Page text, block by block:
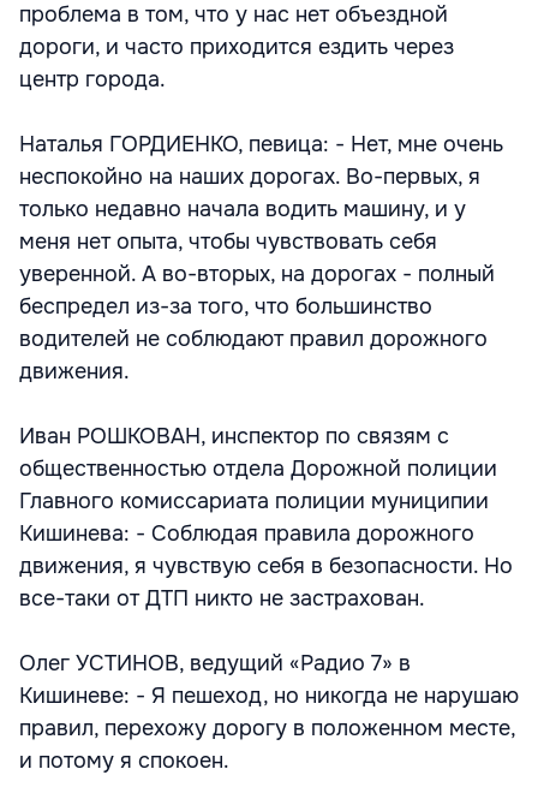
проблема в том, что у нас нет объездной
дороги, и часто приходится ездить через
центр города.
Наталья ГОРДИЕНКО, певица: - Нет, мне очень
неспокойно на наших дорогах. Во-первых, я
только недавно начала водить машину, и у
меня нет опыта, чтобы чувствовать себя
уверенной. А во-вторых, на дорогах - полный
беспредел из-за того, что большинство
водителей не соблюдают правил дорожного
движения.
Иван РОШКОВАН, инспектор по связям с
общественностью отдела Дорожной полиции
Главного комиссариата полиции муниципии
Кишинева: - Соблюдая правила дорожного
движения, я чувствую себя в безопасности. Но
все-таки от ДТП никто не застрахован.
Олег УСТИНОВ, ведущий «Радио 7» в
Кишиневе: - Я пешеход, но никогда не нарушаю
правил, перехожу дорогу в положенном месте,
и потому я спокоен.